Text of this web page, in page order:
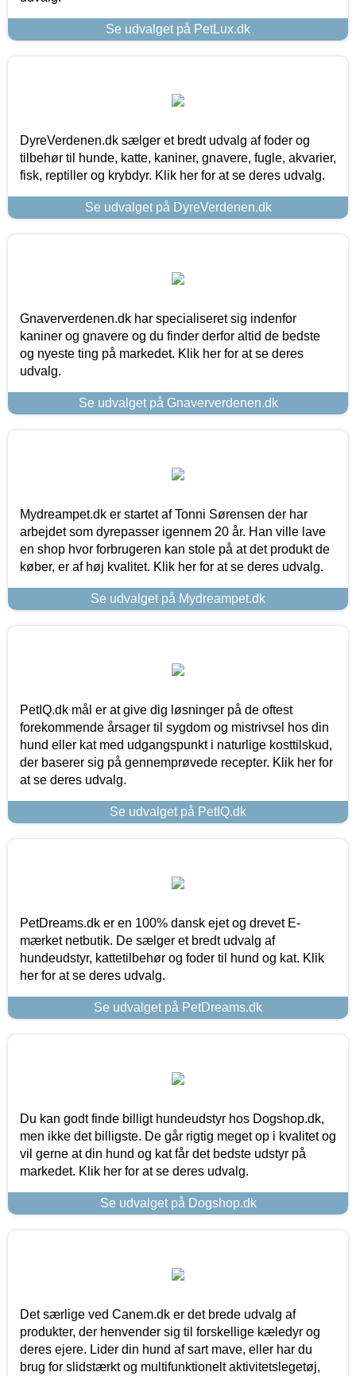
Se udvalget på PetLux.dk
DyreVerdenen.dk sælger et bredt udvalg af foder og
tilbehør til hunde, katte, kaniner, gnavere, fugle, akvarier,
fisk, reptiller og krybdyr. Klik her for at se deres udvalg.
Se udvalget på DyreVerdenen.dk
Gnaververdenen.dk har specialiseret sig indenfor
kaniner og gnavere og du finder derfor altid de bedste
og nyeste ting på markedet. Klik her for at se deres
udvalg.
Se udvalget på Gnaververdenen.dk
Mydreampet.dk er startet af Tonni Sørensen der har
arbejdet som dyrepasser igennem 20 år. Han ville lave
en shop hvor forbrugeren kan stole på at det produkt de
køber, er af høj kvalitet. Klik her for at se deres udvalg.
Se udvalget på Mydreampet.dk
PetIQ.dk mål er at give dig løsninger på de oftest
forekommende årsager til sygdom og mistrivsel hos din
hund eller kat med udgangspunkt i naturlige kosttilskud,
der baserer sig på gennemprøvede recepter. Klik her for
at se deres udvalg.
Se udvalget på PetIQ.dk
PetDreams.dk er en 100% dansk ejet og drevet E-
mærket netbutik. De sælger et bredt udvalg af
hundeudstyr, kattetilbehør og foder til hund og kat. Klik
her for at se deres udvalg.
Se udvalget på PetDreams.dk
Du kan godt finde billigt hundeudstyr hos Dogshop.dk,
men ikke det billigste. De går rigtig meget op i kvalitet og
vil gerne at din hund og kat får det bedste udstyr på
markedet. Klik her for at se deres udvalg.
Se udvalget på Dogshop.dk
Det særlige ved Canem.dk er det brede udvalg af
produkter, der henvender sig til forskellige kæledyr og
deres ejere. Lider din hund af sart mave, eller har du
brug for slidstærkt og multifunktionelt aktivitetslegetøj,